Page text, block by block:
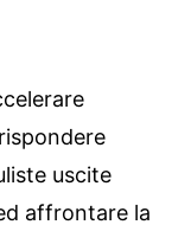
uscite
affrontare la